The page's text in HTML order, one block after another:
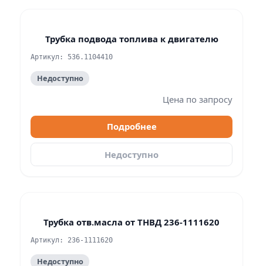
Трубка подвода топлива к двигателю
Артикул: 536.1104410
Недоступно
Цена по запросу
Подробнее
Недоступно
Трубка отв.масла от ТНВД 236-1111620
Артикул: 236-1111620
Недоступно